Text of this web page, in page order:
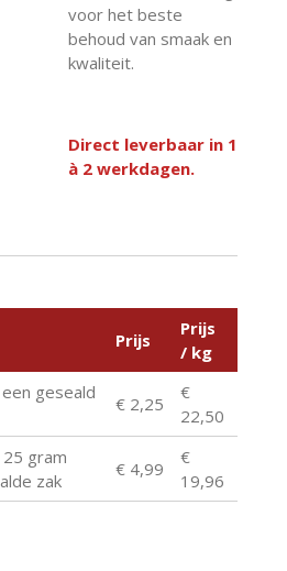
voor het beste
behoud van smaak en
kwaliteit.
Direct leverbaar in 1
à 2 werkdagen.
Prijs
Prijs
/ kg
geseald
€ 2,25
€
22,50
gram
zak
€ 4,99
€
19,96